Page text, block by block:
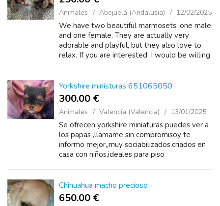
Animales Abejuela (Andalusia) 12/02/2025
We have two beautiful marmosets, one male
and one female. They are actually very
adorable and playful, but they also love to
relax. If you are interested, I would be willing
Yorkshire ministuras 651065050
300.00 €
Animales Valencia (Valencia) 13/01/2025
Se ofrecen yorkshire miniaturas puedes ver a
los papas ,llamame sin compromisoy te
informo mejor,,muy sociabilizados,criados en
casa con niños,ideales para piso
Chihuahua macho precioso
650.00 €